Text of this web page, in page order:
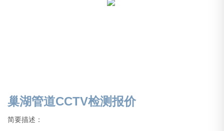
巢湖管道CCTV检测报价
简要描述：